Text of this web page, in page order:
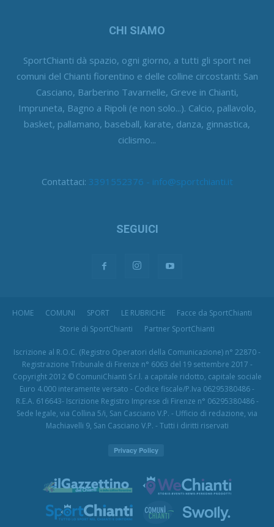
CHI SIAMO
SportChianti dà spazio, ogni giorno, a tutti gli sport nei
comuni del Chianti fiorentino e delle colline circostanti: San
Casciano, Barberino Tavarnelle, Greve in Chianti,
Impruneta, Bagno a Ripoli (e non solo...). Calcio, pallavolo,
basket, pallamano, baseball, karate, danza, ginnastica,
ciclismo...
Contattaci: 3391552376 - info@sportchianti.it
SEGUICI
HOME COMUNI SPORT LE RUBRICHE
Facce da SportChianti
Storie di SportChianti
Partner SportChianti
Iscrizione al R.O.C. (Registro Operatori della Comunicazione) n° 22870 -
Registrazione Tribunale di Firenze n° 6063 del 19 settembre 2017 -
Copyright 2012 © ComuniChianti S.r.l. a capitale ridotto, capitale sociale
Euro 4.000 interamente versato - Codice fiscale/P.Iva 06295380486 -
R.E.A. 616643- Iscrizione Registro Imprese di Firenze n° 06295380486 -
Sede legale, via Collina 5/i, San Casciano V.P. - Ufficio di redazione, via
Machiavelli 9, San Casciano V.P. - Tutti i diritti riservati